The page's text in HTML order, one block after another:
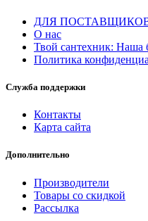
ДЛЯ
О нас
Твой сантехник: Наша
Политика
Служба поддержки
Контакты
Карта сайта
Дополнительно
Производители
Товары со скидкой
Рассылка